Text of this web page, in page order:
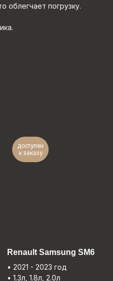
облегчает погрузку.
доступен
к заказу
Renault Samsung SM6
• 2021 - 2023 год
• 1.3л, 1.8л, 2.0л